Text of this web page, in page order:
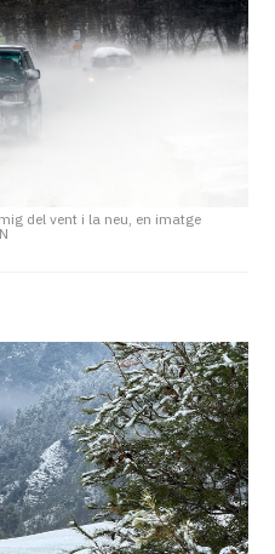
del vent i la neu, en imatge